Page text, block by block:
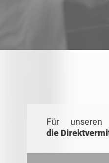
Für
die